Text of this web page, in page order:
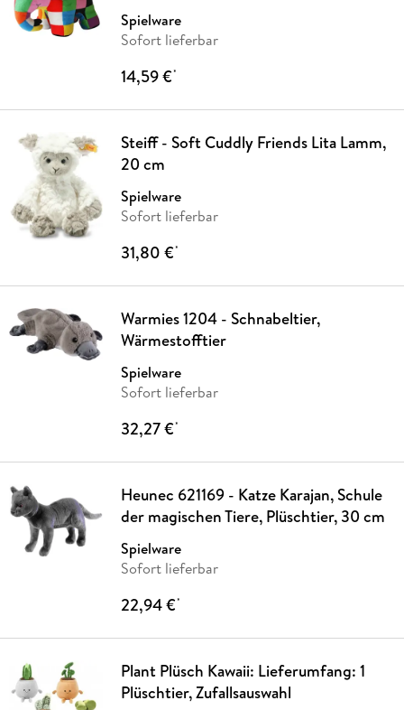
Spielware
Sofort lieferbar
14,59 €*
Steiff - Soft Cuddly Friends Lita Lamm,
20 cm
Spielware
Sofort lieferbar
31,80 €*
Warmies 1204 - Schnabeltier,
Wärmestofftier
Spielware
Sofort lieferbar
32,27 €*
Heunec 621169 - Katze Karajan, Schule
der magischen Tiere, Plüschtier, 30 cm
Spielware
Sofort lieferbar
22,94 €*
Plant Plüsch Kawaii: Lieferumfang: 1
Plüschtier, Zufallsauswahl